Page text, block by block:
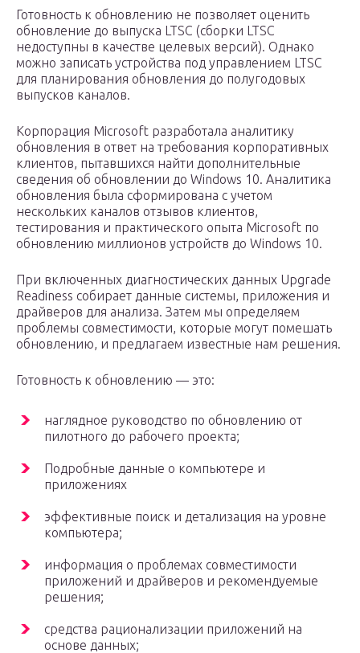
Готовность к обновлению не позволяет оценить
обновление до выпуска LTSC (сборки LTSC
недоступны в качестве целевых версий). Однако
можно записать устройства под управлением LTSC
для планирования обновления до полугодовых
выпусков каналов.
Корпорация Microsoft разработала аналитику
обновления в ответ на требования корпоративных
клиентов, пытавшихся найти дополнительные
сведения об обновлении до Windows 10. Аналитика
обновления была сформирована с учетом
нескольких каналов отзывов клиентов,
тестирования и практического опыта Microsoft по
обновлению миллионов устройств до Windows 10.
При включенных диагностических данных Upgrade
Readiness собирает данные системы, приложения и
драйверов для анализа. Затем мы определяем
проблемы совместимости, которые могут помешать
обновлению, и предлагаем известные нам решения.
Готовность к обновлению — это:
наглядное руководство по обновлению от
пилотного до рабочего проекта;
Подробные данные о компьютере и
приложениях
эффективные поиск и детализация на уровне
компьютера;
информация о проблемах совместимости
приложений и драйверов и рекомендуемые
решения;
средства рационализации приложений на
основе данных;